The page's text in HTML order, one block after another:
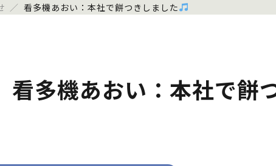
／看多機あおい：本社で餅つきしました
看多機あおい：本社で餅